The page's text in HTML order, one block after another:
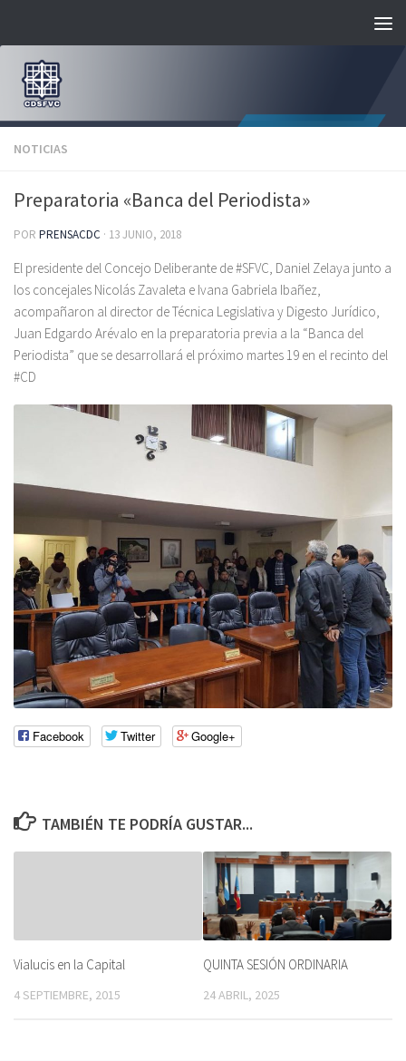
NOTICIAS
Preparatoria «Banca del Periodista»
POR PRENSACDC · 13 JUNIO, 2018
El presidente del Concejo Deliberante de #SFVC, Daniel Zelaya junto a
los concejales Nicolás Zavaleta e Ivana Gabriela Ibañez,
acompañaron al director de Técnica Legislativa y Digesto Jurídico,
Juan Edgardo Arévalo en la preparatoria previa a la “Banca del
Periodista” que se desarrollará el próximo martes 19 en el recinto del
#CD
Facebook Twitter Google+
TAMBIÉN TE PODRÍA GUSTAR...
Vialucis en la Capital
4 SEPTIEMBRE, 2015
QUINTA SESIÓN ORDINARIA
24 ABRIL, 2025